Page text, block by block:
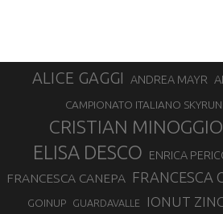
ALICE GAGGI ANDREA MAYR
CAMPIONATO ITALIANO
CRISTIAN MINOGGIO
ELISA DESCO ENRICA
FRANCESCA CANEPA FRANCESCA
GOINUP GUARDAVALLE IONUT